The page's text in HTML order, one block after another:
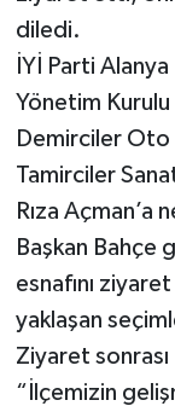
diledi.
İYİ Parti
Yönetim
Demirciler
Tamirciler
Rıza
Başkan Bahçe
esnafını ziyaret
yaklaşan
Ziyaret sonrası
“İlçemizin